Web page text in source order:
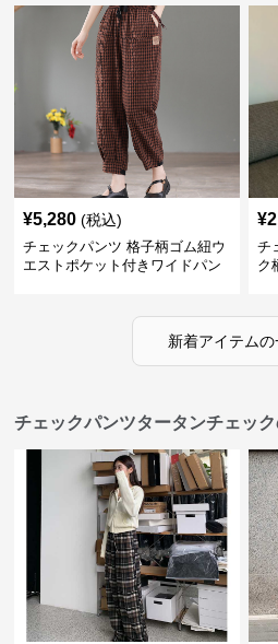
¥5,280 (税込)
チェックパンツ 格子柄ゴム紐ウ
エストポケット付きワイドパン
¥
チ
ク
新着アイテム
チェックパンツタータンチェッ